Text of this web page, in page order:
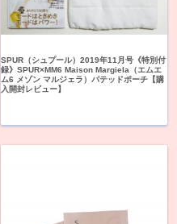
SPUR（シュプール）2019年11月号《特別付
録》SPUR×MM6 Maison Margiela（エムエ
ム6 メゾン マルジェラ）パテッドポーチ【購
入開封レビュー】